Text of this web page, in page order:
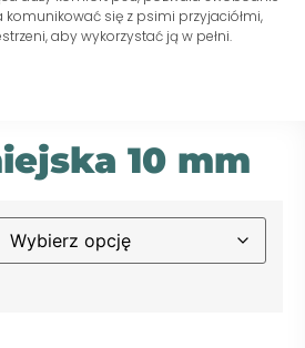
komunikować się z psimi przyjaciółmi,
aby wykorzystać ją w pełni.
10 mm